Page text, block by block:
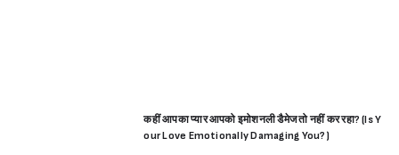
कहीं आपका प्यार आपको इमोशनली डैमेज तो नहीं कर रहा? (Is Y
our Love Emotionally Damaging You?)